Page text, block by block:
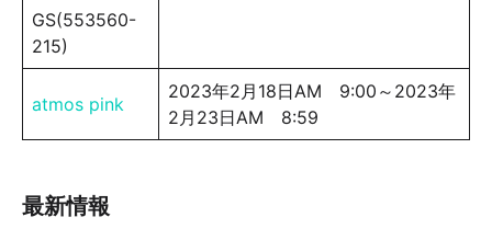
GS(553560-
215)
atmos pink
2023年2月18日AM 9:00～2023年
2月23日AM 8:59
最新情報